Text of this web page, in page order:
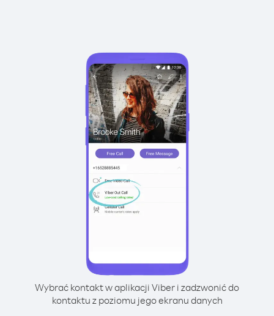
Wybrać kontakt w aplikacji Viber i zadzwonić do
kontaktu z poziomu jego ekranu danych